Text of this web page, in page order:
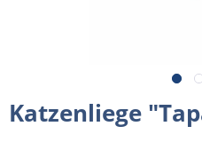
Katzenliege